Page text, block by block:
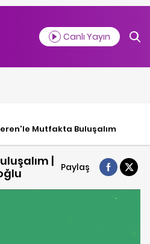
Canlı Yayın
Mutfakta Buluşalım
|
Paylaş